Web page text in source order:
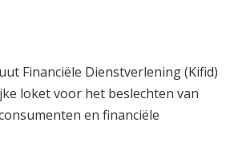
Financiële Dienstverlening (Kifid)
loket voor het beslechten van
en financiële